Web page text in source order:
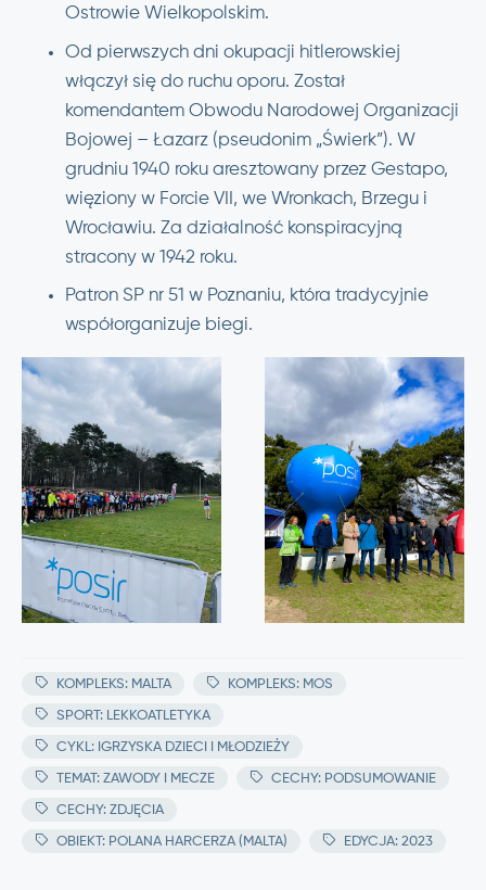
Ostrowie Wielkopolskim.
Od pierwszych dni okupacji hitlerowskiej
włączył się do ruchu oporu. Został
komendantem Obwodu Narodowej Organizacji
Bojowej – Łazarz (pseudonim „Świerk”). W
grudniu 1940 roku aresztowany przez Gestapo,
więziony w Forcie VII, we Wronkach, Brzegu i
Wrocławiu. Za działalność konspiracyjną
stracony w 1942 roku.
Patron SP nr 51 w Poznaniu, która tradycyjnie
współorganizuje biegi.
KOMPLEKS: MALTA KOMPLEKS: MOS
SPORT: LEKKOATLETYKA
CYKL: IGRZYSKA DZIECI I MŁODZIEŻY
TEMAT: ZAWODY I MECZE CECHY: PODSUMOWANIE
CECHY: ZDJĘCIA
OBIEKT: POLANA HARCERZA (MALTA) EDYCJA: 2023